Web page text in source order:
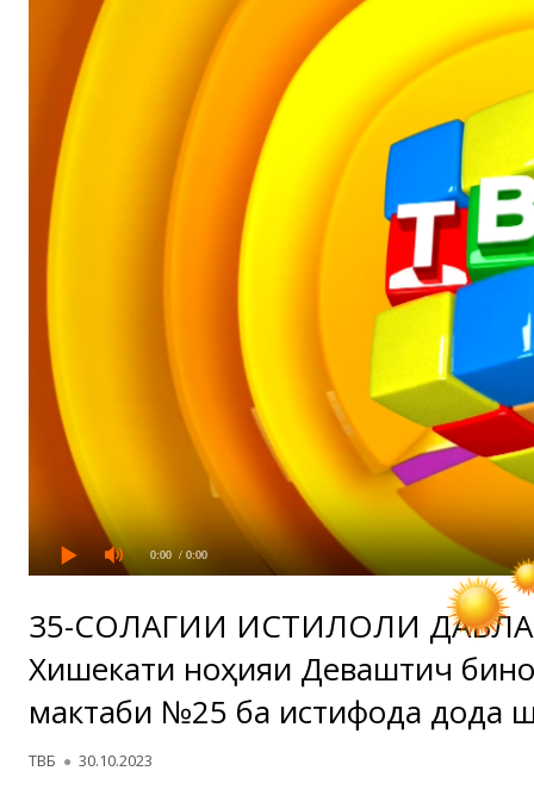
0:00 / 0:00
35-СОЛАГИИ ИСТИҚЛОЛИ
Хишекати ноҳияи Деваштич
мактаби №25 ба истифода дода
Автор
ТВБ Опубликовано
30.10.2023